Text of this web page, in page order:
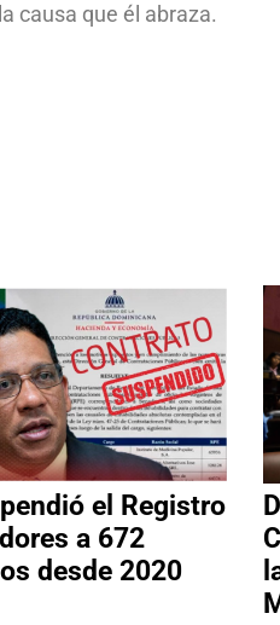
causa que él abraza.
el Registro
a 672
desde 2020